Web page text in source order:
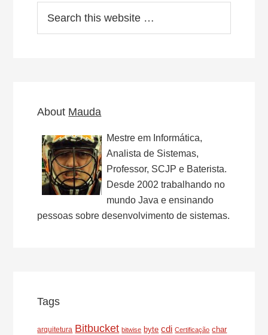
this
About Mauda
Mestre em Informática,
Analista de Sistemas,
Professor, SCJP e Baterista.
Desde 2002 trabalhando no
mundo Java e ensinando
pessoas sobre desenvolvimento de sistemas.
Tags
arquitetura Bitbucket bitwise byte cdi Certificação char